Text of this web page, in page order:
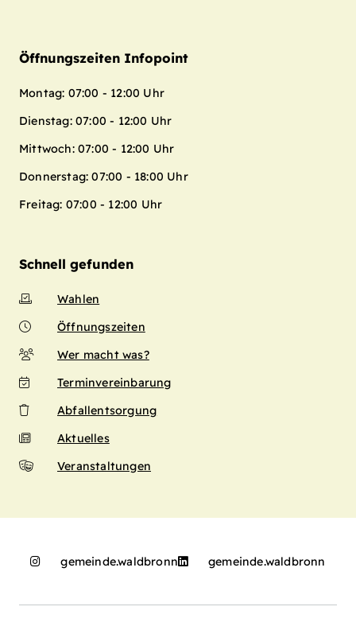
Öffnungszeiten Infopoint
Montag: 07:00 - 12:00 Uhr
Dienstag: 07:00 - 12:00 Uhr
Mittwoch: 07:00 - 12:00 Uhr
Donnerstag: 07:00 - 18:00 Uhr
Freitag: 07:00 - 12:00 Uhr
Schnell gefunden
Wahlen
Öffnungszeiten
Wer macht was?
Terminvereinbarung
Abfallentsorgung
Aktuelles
Veranstaltungen
gemeinde.waldbronn gemeinde.waldbronn